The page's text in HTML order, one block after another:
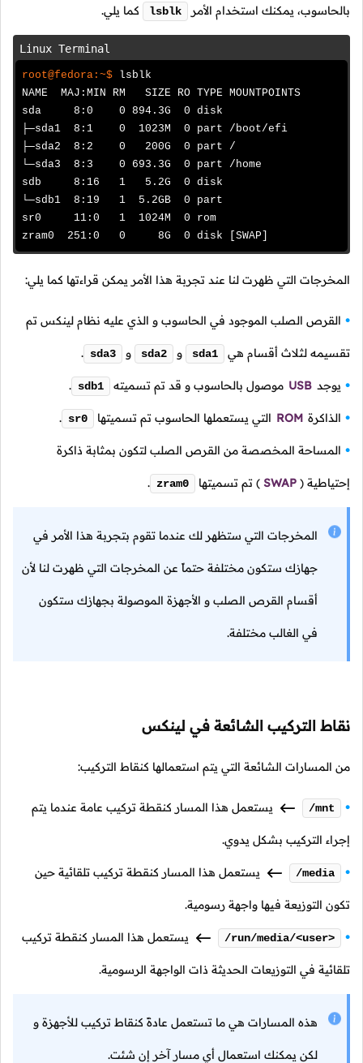
بالحاسوب، يمكنك استخدام الأمر lsblk كما يلي.
Linux Terminal
root@fedora:~$ lsblk
NAME MAJ:MIN RM SIZE RO TYPE MOUNTPOINTS
sda 8:0 0 894.3G 0 disk
├─sda1 8:1 0 1023M 0 part /boot/efi
├─sda2 8:2 0 200G 0 part /
└─sda3 8:3 0 693.3G 0 part /home
sdb 8:16 1 5.2G 0 disk
└─sdb1 8:19 1 5.2GB 0 part
sr0 11:0 1 1024M 0 rom
zram0 251:0 0 8G 0 disk [SWAP]
المخرجات التي ظهرت لنا عند تجربة هذا الأمر يمكن قراءتها كما يلي:
القرص الصلب الموجود في الحاسوب و الذي عليه نظام لينكس تم
تقسيمه لثلاث أقسام هي sda1 و sda2 و sda3
.
يوجد USB موصول بالحاسوب و قد تم تسميته sdb1
.
الذاكرة ROM التي يستعملها الحاسوب تم تسميتها sr0
.
المساحة المخصصة من القرص الصلب لتكون بمثابة ذاكرة
إحتياطية (
SWAP
) تم تسميتها zram0
.
المخرجات التي ستظهر لك عندما تقوم بتجربة هذا الأمر في
جهازك ستكون مختلفة حتماً عن المخرجات التي ظهرت لنا لأن
أقسام القرص الصلب و الأجهزة الموصولة بجهازك ستكون
في الغالب مختلفة.
نقاط التركيب الشائعة في لينكس
من المسارات الشائعة التي يتم استعمالها كنقاط التركيب:
/mnt يستعمل هذا المسار كنقطة تركيب عامة عندما يتم
إجراء التركيب بشكل يدوي.
/media يستعمل هذا المسار كنقطة تركيب تلقائية حين
تكون التوزيعة فيها واجهة رسومية.
/run/media/<user> يستعمل هذا المسار كنقطة تركيب
تلقائية في التوزيعات الحديثة ذات الواجهة الرسومية.
هذه المسارات هي ما تستعمل عادةً كنقاط تركيب للأجهزة و
لكن يمكنك استعمال أي مسار آخر إن شئت.